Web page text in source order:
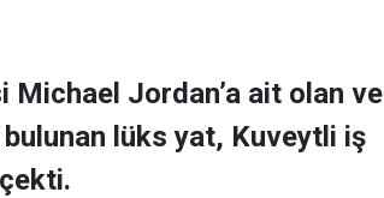
Michael Jordan’a ait olan ve
lüks yat, Kuveytli iş